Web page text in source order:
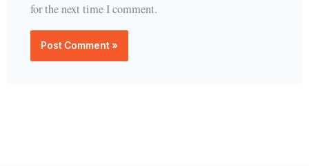
for the next time I comment.